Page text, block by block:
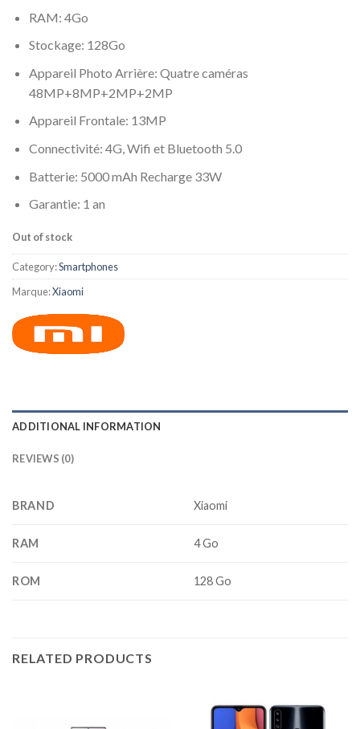
RAM: 4Go
Stockage: 128Go
Appareil Photo Arrière: Quatre caméras
48MP+8MP+2MP+2MP
Appareil Frontale: 13MP
Connectivité: 4G, Wifi et Bluetooth 5.0
Batterie: 5000 mAh Recharge 33W
Garantie: 1 an
Out of stock
Category:Smartphones
Marque:Xiaomi
ADDITIONAL INFORMATION
REVIEWS (0)
BRAND Xiaomi
RAM 4 Go
ROM 128 Go
RELATED PRODUCTS